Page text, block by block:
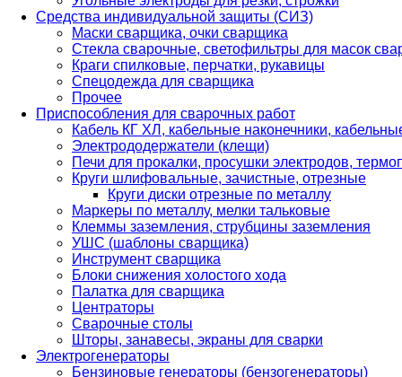
Средства индивидуальной защиты (СИЗ)
Маски сварщика, очки сварщика
Стекла сварочные, светофильтры для масок
Краги спилковые, перчатки, рукавицы
Спецодежда для сварщика
Прочее
Приспособления для сварочных работ
Кабель КГ ХЛ, кабельные наконечники,
Электрододержатели (клещи)
Печи для прокалки, просушки электродов,
Круги шлифовальные, зачистные, отрезные
Круги диски отрезные по металлу
Маркеры по металлу, мелки тальковые
Клеммы заземления, струбцины заземления
УШС (шаблоны сварщика)
Инструмент сварщика
Блоки снижения холостого хода
Палатка для сварщика
Центраторы
Сварочные столы
Шторы, занавесы, экраны для сварки
Электрогенераторы
Бензиновые генераторы (бензогенераторы)